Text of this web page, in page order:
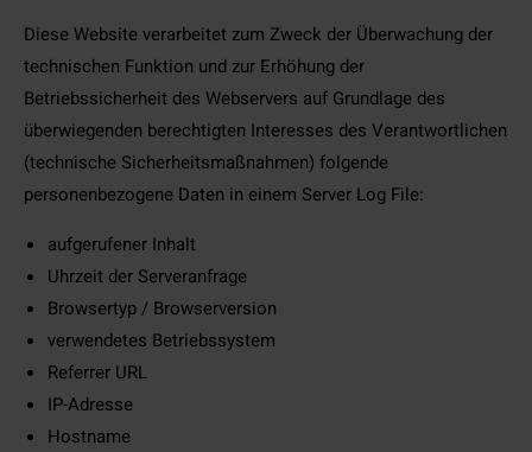
Diese Website verarbeitet zum Zweck der Überwachung der
technischen Funktion und zur Erhöhung der
Betriebssicherheit des Webservers auf Grundlage des
überwiegenden berechtigten Interesses des Verantwortlichen
(technische Sicherheitsmaßnahmen) folgende
personenbezogene Daten in einem Server Log File:
aufgerufener Inhalt
Uhrzeit der Serveranfrage
Browsertyp / Browserversion
verwendetes Betriebssystem
Referrer URL
IP-Adresse
Hostname